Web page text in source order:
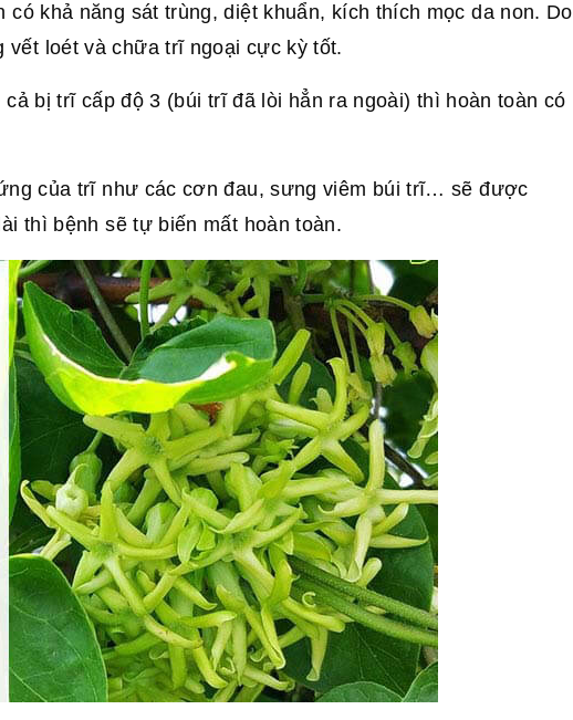
khả năng sát trùng, diệt khuẩn, kích thích mọc da non. Do
loét và chữa trĩ ngoại cực kỳ tốt.
bị trĩ cấp độ 3 (búi trĩ đã lòi hẳn ra ngoài) thì hoàn toàn có
của trĩ như các cơn đau, sưng viêm búi trĩ… sẽ được
thì bệnh sẽ tự biến mất hoàn toàn.